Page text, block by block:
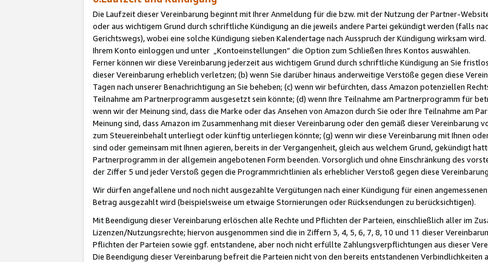
Die Laufzeit dieser Vereinbarung beginnt mit Ihrer Anmeldung für die bzw. mit der Nutzung der Partner-
oder aus wichtigem Grund durch schriftliche Kündigung an die jeweils andere Partei gekündigt werden (falls
Gerichtswegs), wobei eine solche Kündigung sieben Kalendertage nach Ausspruch der Kündigung wirksam
Ihrem Konto einloggen und unter „Kontoeinstellungen“ die Option zum Schließen Ihres Kontos auswählen.
Ferner können wir diese Vereinbarung jederzeit aus wichtigem Grund durch schriftliche Kündigung an Sie
dieser Vereinbarung erheblich verletzen; (b) wenn Sie darüber hinaus anderweitige Verstöße gegen diese
Tagen nach unserer Benachrichtigung an Sie beheben; (c) wenn wir befürchten, dass Amazon potenziellen
Teilnahme am Partnerprogramm ausgesetzt sein könnte; (d) wenn Ihre Teilnahme am Partnerprogramm für
wenn wir der Meinung sind, dass die Marke oder das Ansehen von Amazon durch Sie oder Ihre Teilnahme am
Meinung sind, dass Amazon im Zusammenhang mit dieser Vereinbarung oder den gemäß dieser
zum Steuereinbehalt unterliegt oder künftig unterliegen könnte; (g) wenn wir diese Vereinbarung mit Ihnen
sind oder gemeinsam mit Ihnen agieren, bereits in der Vergangenheit, gleich aus welchem Grund, gekündigt
Partnerprogramm in der allgemein angebotenen Form beenden. Vorsorglich und ohne Einschränkung des
der Ziffer 5 und jeder Verstoß gegen die Programmrichtlinien als erheblicher Verstoß gegen diese
Wir dürfen angefallene und noch nicht ausgezahlte Vergütungen nach einer Kündigung für einen
Betrag ausgezahlt wird (beispielsweise um etwaige Stornierungen oder Rücksendungen zu berücksichtigen).
Mit Beendigung dieser Vereinbarung erlöschen alle Rechte und Pflichten der Parteien, einschließlich aller im
Lizenzen/Nutzungsrechte; hiervon ausgenommen sind die in Ziffern 3, 4, 5, 6, 7, 8, 10 und 11 dieser
Pflichten der Parteien sowie ggf. entstandene, aber noch nicht erfüllte Zahlungsverpflichtungen aus dieser
Die Beendigung dieser Vereinbarung befreit die Parteien nicht von den bereits entstandenen Verbindlichkeiten